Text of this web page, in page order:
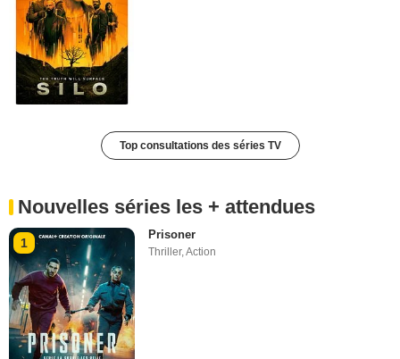
Top consultations des séries TV
Nouvelles séries les + attendues
1
Prisoner
Thriller,Action